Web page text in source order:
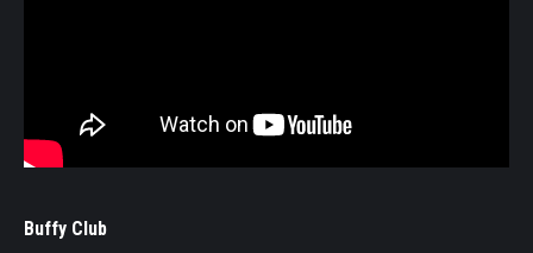
Buffy Club